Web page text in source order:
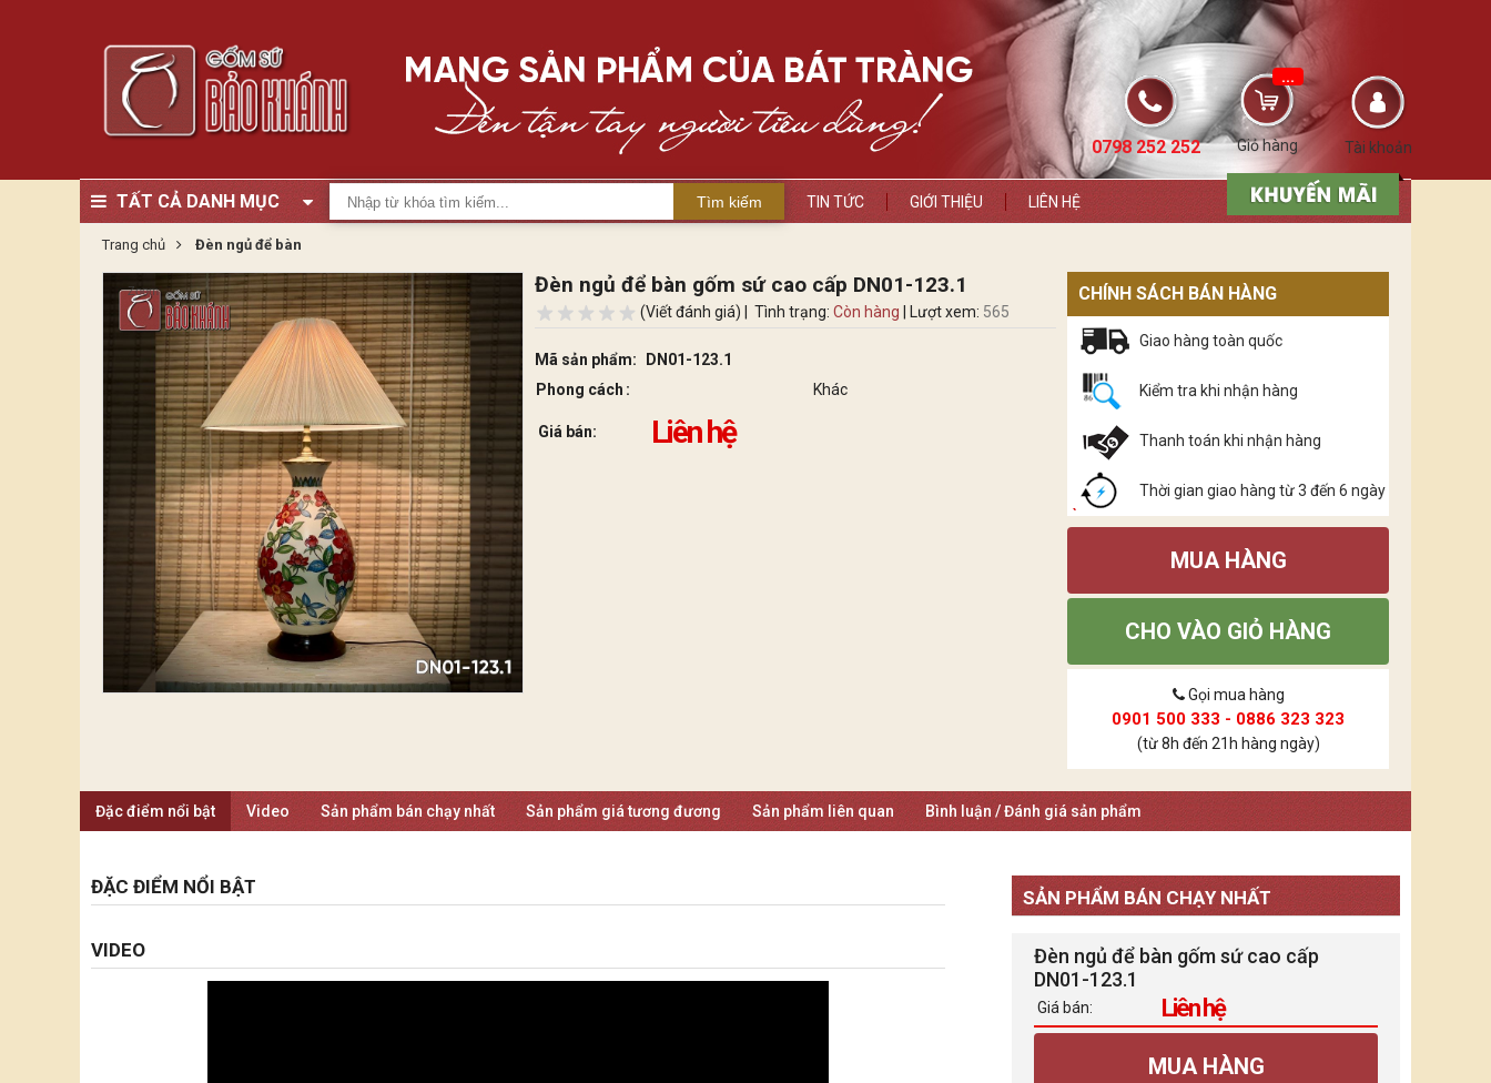
Tài khoản
Giỏ hàng
...
0798 252 252
TẤT CẢ DANH MỤC Tìm kiếm TIN TỨC GIỚI THIỆU LIÊN HỆ
Trang chủ Đèn ngủ để bàn
Zoom Đèn ngủ để bàn gốm sứ cao cấp DN01-123.1
(Viết đánh giá) | Tình trạng: Còn hàng | Lượt xem: 565
Mã sản phẩm:
DN01-123.1
Phong cách
Khác
Giá bán: Liên hệ
CHÍNH SÁCH BÁN HÀNG
Giao hàng toàn quốc
Kiểm tra khi nhận hàng
Thanh toán khi nhận hàng
Thời gian giao hàng từ 3 đến 6 ngày
MUA HÀNG
CHO VÀO GIỎ HÀNG
Gọi mua hàng
0901 500 333 - 0886 323 323
(từ 8h đến 21h hàng ngày)
Đặc điểm nổi bật Video Sản phẩm bán chạy nhất Sản phẩm giá tương đương Sản phẩm liên quan Bình luận / Đánh giá sản phẩm
ĐẶC ĐIỂM NỔI BẬT
VIDEO
SẢN PHẨM BÁN CHẠY NHẤT
Đèn ngủ để bàn gốm sứ cao cấp
DN01-123.1
Giá bán: Liên hệ
MUA HÀNG